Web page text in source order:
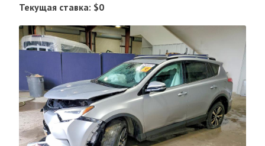
Текущая ставка: $0